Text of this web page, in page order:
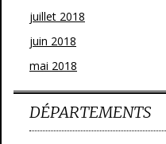
juillet 2018
juin 2018
mai 2018
DÉPARTEMENTS